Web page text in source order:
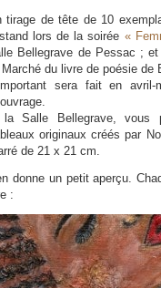
tirage de tête de 10
lors de la soirée «
Bellegrave de Pessac ;
du livre de poésie de
sera fait en avril-
Salle Bellegrave, vous
originaux créés par
de 21 x 21 cm.
donne un petit aperçu.
: